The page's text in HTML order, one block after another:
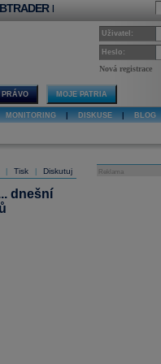
|
Uživatel:
Heslo:
Nová registrace
PRÁVO MOJE PATRIA
MONITORING DISKUSE BLOG
Tisk Diskutuj
dnešní
Reklama